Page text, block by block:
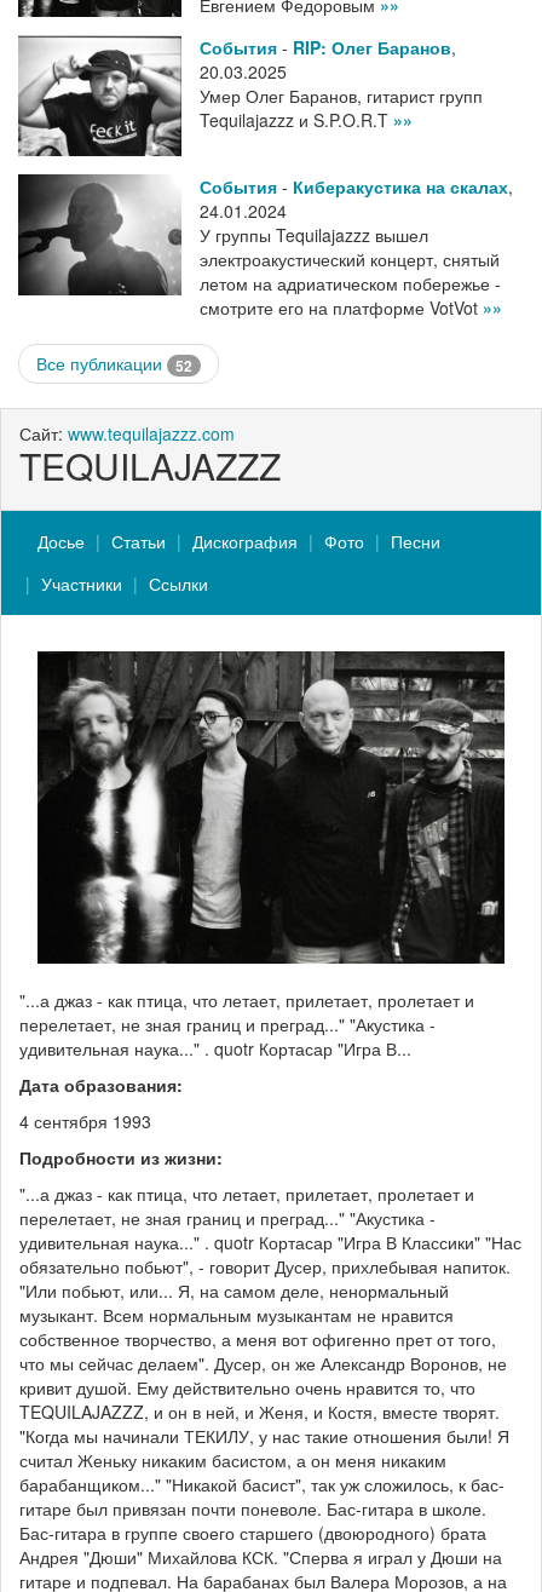
Евгением Федоровым »»
События - RIP: Олег Баранов,
20.03.2025
Умер Олег Баранов, гитарист групп
Tequilajazzz и S.P.O.R.T »»
События - Киберакустика на скалах,
24.01.2024
У группы Tequilajazzz вышел
электроакустический концерт, снятый
летом на адриатическом побережье -
смотрите его на платформе VotVot »»
Все публикации 52
Сайт: www.tequilajazzz.com
TEQUILAJAZZZ
Досье Статьи Дискография Фото
Песни
Участники
Ссылки
"...а джаз - как птица, что летает, прилетает, пролетает и
перелетает, не зная границ и преград..." "Акустика -
удивительная наука..." . quotr Кортасар "Игра В...
Дата образования:
4 сентября 1993
Подробности из жизни:
"...а джаз - как птица, что летает, прилетает, пролетает и
перелетает, не зная границ и преград..." "Акустика -
удивительная наука..." . quotr Кортасар "Игра В Классики" "Нас
обязательно побьют", - говорит Дусер, прихлебывая напиток.
"Или побьют, или... Я, на самом деле, ненормальный
музыкант. Всем нормальным музыкантам не нравится
собственное творчество, а меня вот офигенно прет от того,
что мы сейчас делаем". Дусер, он же Александр Воронов, не
кривит душой. Ему действительно очень нравится то, что
TEQUILAJAZZZ, и он в ней, и Женя, и Костя, вместе творят.
"Когда мы начинали ТЕКИЛУ, у нас такие отношения были! Я
считал Женьку никаким басистом, а он меня никаким
барабанщиком..." "Никакой басист", так уж сложилось, к бас-
гитаре был привязан почти поневоле. Бас-гитара в школе.
Бас-гитара в группе своего старшего (двоюродного) брата
Андрея "Дюши" Михайлова КСК. "Сперва я играл у Дюши на
гитаре и подпевал. На барабанах был Валера Морозов, а на